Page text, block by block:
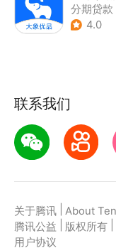
分期贷款
4.0
联系我们
关于腾讯 About
腾讯公益
版权所有
用户协议